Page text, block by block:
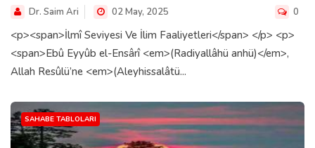
Dr. Saim Ari 02 May, 2025 0
<p><span>İlmî Seviyesi Ve İlim Faaliyetleri</span> </p> <p>
<span>Ebû Eyyûb el-Ensârî <em>(Radiyallâhü anhü)</em>,
Allah Resûlü’ne <em>(Aleyhissalâtü...
SAHABE TABLOLARI